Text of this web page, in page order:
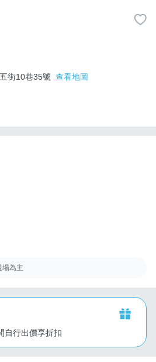
街10巷35號 查看地圖
場為主
自行出價享折扣